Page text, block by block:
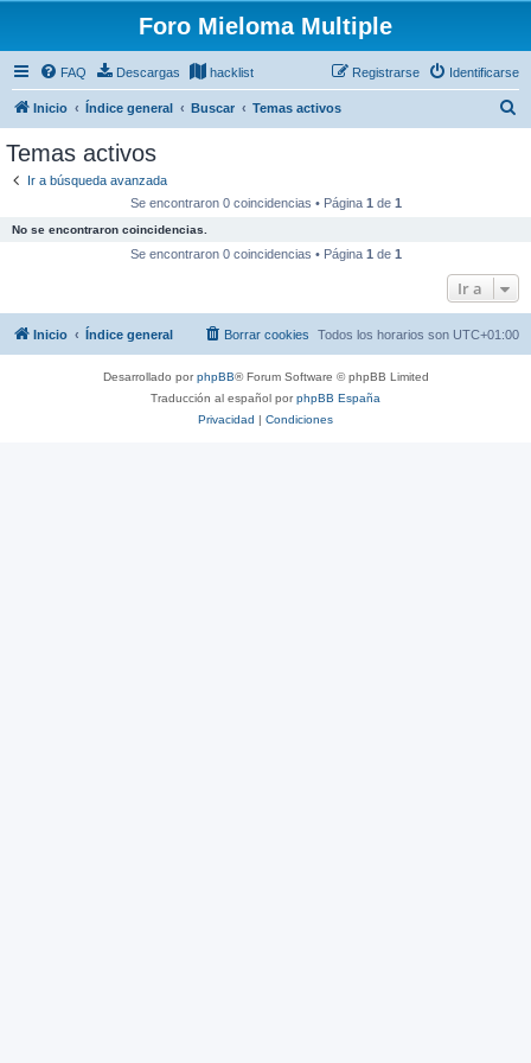
Foro Mieloma Multiple
FAQ Descargas hacklist Identificarse
Registrarse
Inicio Índice general Buscar Temas activos
Temas activos
Ir a búsqueda avanzada
Se encontraron 0 coincidencias • Página 1 de 1
No se encontraron coincidencias.
Se encontraron 0 coincidencias • Página 1 de 1
Ir a
Inicio Índice general Todos los horarios son UTC+01:00
Borrar cookies
Desarrollado porphpBB® Forum Software © phpBB Limited
Traducción al español porphpBB España
Privacidad | Condiciones